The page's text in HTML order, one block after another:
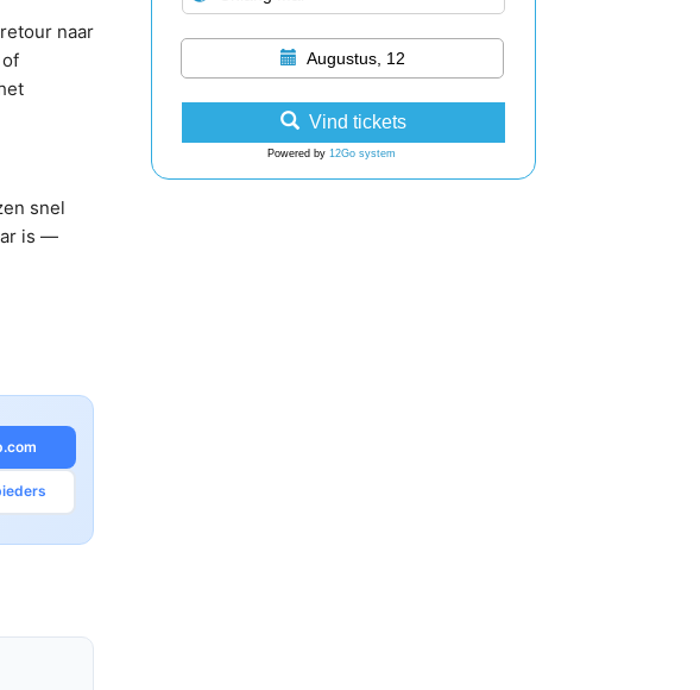
retour naar
of
snel
is —
Augustus, 12
Vind tickets
Powered by 12Go system